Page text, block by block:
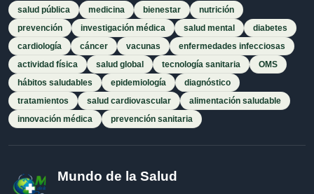
salud pública medicina bienestar
nutrición
prevención
investigación médica salud mental
diabetes
cardiología
cáncer vacunas
enfermedades infecciosas
actividad física
salud global tecnología sanitaria
OMS
hábitos saludables
epidemiología
diagnóstico
tratamientos
salud cardiovascular
alimentación saludable
innovación médica
prevención sanitaria
Mundo de la Salud